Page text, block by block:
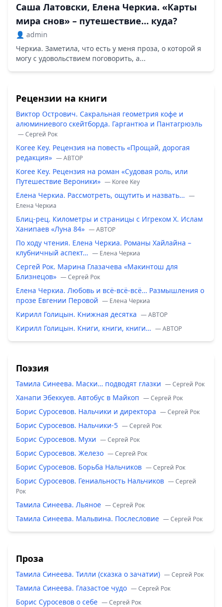
Саша Латовски, Елена Черкиа. «Карты
мира снов» – путешествие… куда?
👤 admin
Черкиа. Заметила, что есть у меня проза, о которой я
могу с удовольствием поговорить, а...
Рецензии на книги
Виктор Острович. Сакральная геометрия кофе и
алюминиевого скейтборда. Гаргантюа и Пантагрюэль
— Сергей Рок
Koree Key. Рецензия на повесть «Прощай, дорогая
редакция» — ABTOP
Koree Key. Рецензия на роман «Судовая роль, или
Путешествие Вероники» — Koree Key
Елена Черкиа. Рассмотреть, ощутить и назвать… —
Елена Черкиа
Блиц-рец. Километры и страницы с Игреком Х. Ислам
Ханипаев «Луна 84» — ABTOP
По ходу чтения. Елена Черкиа. Романы Хайлайна –
клубничный аспект… — Елена Черкиа
Сергей Рок. Марина Глазачева «Макинтош для
Близнецов» — Сергей Рок
Елена Черкиа. Любовь и всё-всё-всё… Размышления о
прозе Евгении Перовой — Елена Черкиа
Кирилл Голицын. Книжная десятка — ABTOP
Кирилл Голицын. Книги, книги, книги… — ABTOP
Поэзия
Тамила Синеева. Маски… подводят глазки — Сергей Рок
Ханапи Эбеккуев. Автобус в Майкоп — Сергей Рок
Борис Суросевов. Нальчики и директора — Сергей Рок
Борис Суросевов. Нальчики-5 — Сергей Рок
Борис Суросевов. Мухи — Сергей Рок
Борис Суросевов. Железо — Сергей Рок
Борис Суросевов. Борьба Нальчиков — Сергей Рок
Борис Суросевов. Гениальность Нальчиков — Сергей
Рок
Тамила Синеева. Льяное — Сергей Рок
Тамила Синеева. Мальвина. Послесловие — Сергей Рок
Проза
Тамила Синеева. Тилли (сказка о зачатии) — Сергей Рок
Тамила Синеева. Глазастое чудо — Сергей Рок
Борис Суросевов о себе — Сергей Рок